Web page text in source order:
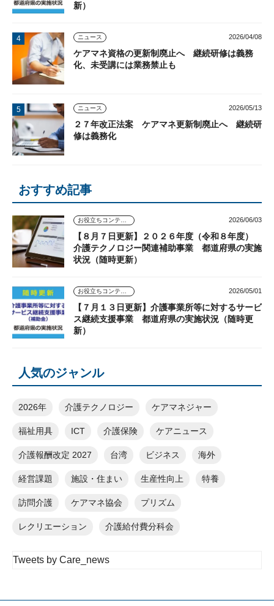
新）
ニュース 2026/04/08
ケアマネ資格の更新制廃止へ 継続研修は義務
化、未受講には業務禁止も
ニュース 2026/05/13
２７年改正法案 ケアマネ更新制廃止へ 継続研
修は義務化
おすすめ記事
お役立ちコンテンツ 2026/06/03
【８月７日更新】２０２６年度（令和８年度）
介護テクノロジー関連補助事業 都道府県の実施
状況（随時更新）
お役立ちコンテンツ 2026/05/01
【７月１３日更新】介護事業所等に対するサービ
ス継続支援事業 都道府県の実施状況（随時更
新）
人気のジャンル
2026年 介護テクノロジー ケアマネジャー
福祉用具 ICT 介護保険 ケアニュース
介護報酬改定 2027 台湾 ビジネス 海外
経営課題 施設・住まい 生産性向上 特養
訪問介護 ケアマネ協会 プリズム
レクリエーション 介護給付費分科会
Tweets by Care_news